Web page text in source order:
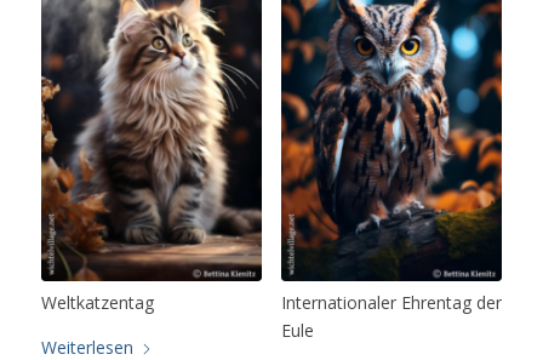
Weltkatzentag
Weiterlesen
Internationaler Ehrentag der
Eule